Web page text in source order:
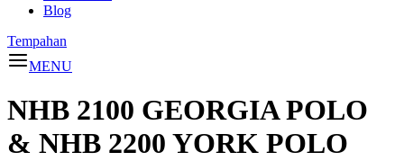
Blog
Tempahan
MENU
NHB 2100 GEORGIA POLO
& NHB 2200 YORK POLO